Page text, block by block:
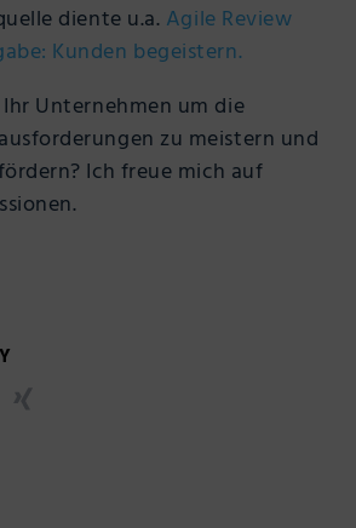
diente u.a. Agile Review
Kunden begeistern.
Unternehmen um die
zu meistern und
Ich freue mich auf